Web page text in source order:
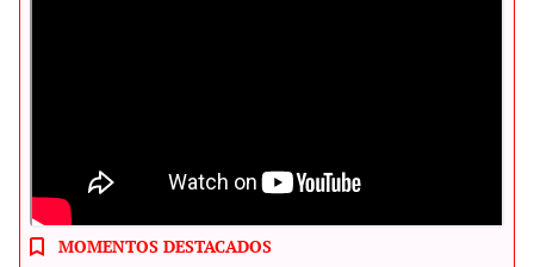
Universitario define la clasificación a octavos de final de Copa
Libertadores en el Monumental. Foto: AFP
MOMENTOS DESTACADOS